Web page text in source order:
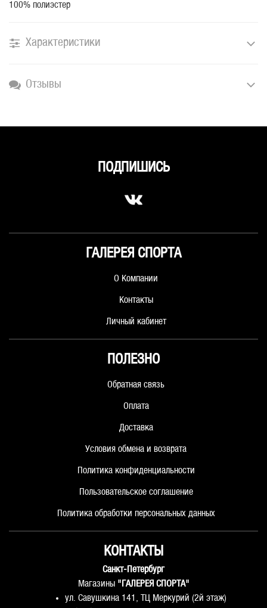
100% полиэстер
Характеристики
Отзывы
ГАЛЕРЕЯ СПОРТА
О Компании
Контакты
Личный кабинет
ПОЛЕЗНО
Обратная связь
Оплата
Доставка
Условия обмена и возврата
Политика конфиденциальности
Пользовательское соглашение
Политика обработки персональных данных
КОНТАКТЫ
Санкт-Петербург
Магазины "ГАЛЕРЕЯ СПОРТА"
ул. Савушкина 141, ТЦ Меркурий (2й этаж)
ПОДПИШИСЬ